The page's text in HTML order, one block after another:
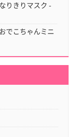
りきりマスク -
でこちゃんミニ